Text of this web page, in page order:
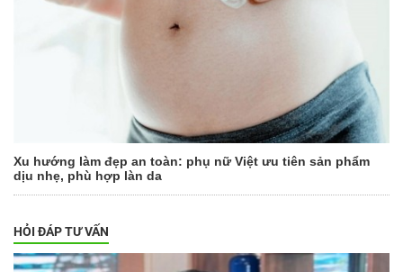
Xu hướng làm đẹp an toàn: phụ nữ Việt ưu tiên sản phẩm
dịu nhẹ, phù hợp làn da
HỎI ĐÁP TƯ VẤN